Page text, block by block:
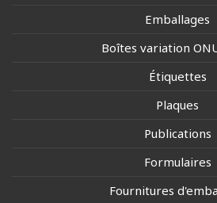
Emballages
Boîtes variation
Étiquettes
Plaques
Publications
Formulaires
Fournitures